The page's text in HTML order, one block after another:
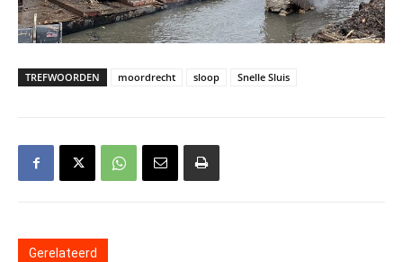
TREFWOORDEN moordrecht sloop Snelle Sluis
Gerelateerd